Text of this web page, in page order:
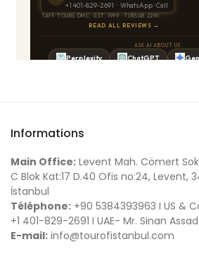
Informations
Main Office: Levent Mah. Cömert Sok.
C Blok Kat:17 D.40 Ofis no:24, Levent,
İstanbul
Téléphone: +90 5384393963 I US &
+1 401-829-2691 I UAE- Mr. Sinan
E-mail: info@tourofistanbul.com